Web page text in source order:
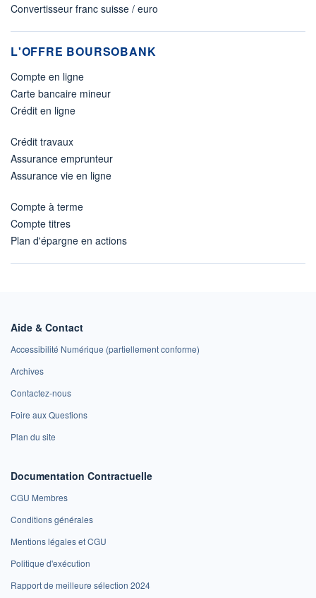
Convertisseur franc suisse / euro
L'OFFRE BOURSOBANK
Compte en ligne
Carte bancaire mineur
Crédit en ligne
Crédit travaux
Assurance emprunteur
Assurance vie en ligne
Compte à terme
Compte titres
Plan d'épargne en actions
Aide & Contact
Accessibilité Numérique (partiellement conforme)
Archives
Contactez-nous
Foire aux Questions
Plan du site
Documentation Contractuelle
CGU Membres
Conditions générales
Mentions légales et CGU
Politique d'exécution
Rapport de meilleure sélection 2024